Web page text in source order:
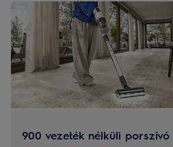
900 vezeték nélküli porszívó